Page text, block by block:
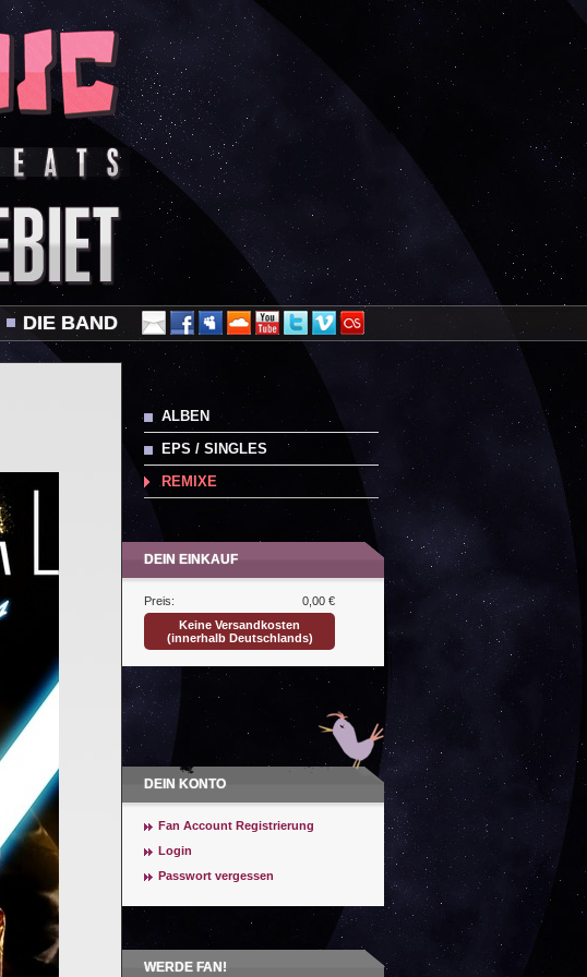
DIE BAND
ALBEN
EPS / SINGLES
REMIXE
DEIN EINKAUF
Preis:
0,00 €
Keine Versandkosten
(innerhalb Deutschlands)
DEIN KONTO
Fan Account Registrierung
Login
Passwort vergessen
WERDE FAN!